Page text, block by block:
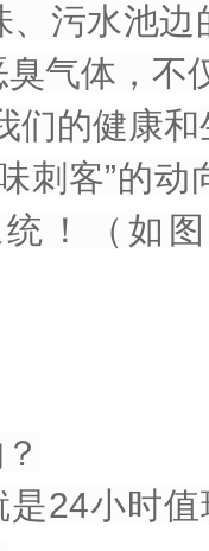
、污水池
臭气体 ，不
们的健康
刺客”的
！（如
24小时值